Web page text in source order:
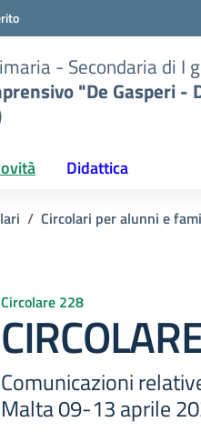
- Secondaria di I
"De Gasperi -
Didattica
Circolari per alunni e
Circolare 228
Comunicazioni
Malta 09-13 aprile